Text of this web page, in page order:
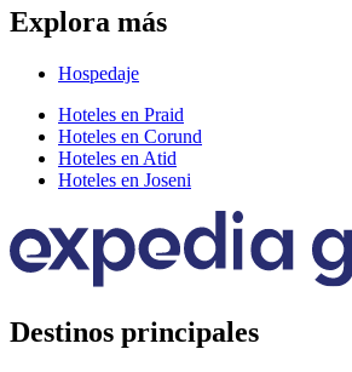
Explora más
Hospedaje
Hoteles en Praid
Hoteles en Corund
Hoteles en Atid
Hoteles en Joseni
Destinos principales